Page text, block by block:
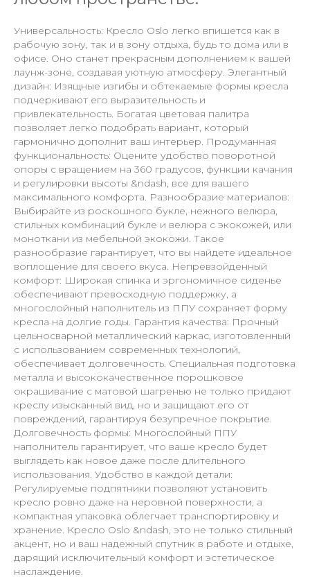
Универсальность: Кресло Oslo легко впишется как в
рабочую зону, так и в зону отдыха, будь то дома или в
офисе. Оно станет прекрасным дополнением к вашей
лаунж-зоне, создавая уютную атмосферу. Элегантный
дизайн: Изящные изгибы и обтекаемые формы кресла
подчеркивают его выразительность и
привлекательность. Богатая цветовая палитра
позволяет легко подобрать вариант, который
гармонично дополнит ваш интерьер. Продуманная
функциональность: Оцените удобство поворотной
опоры с вращением на 360 градусов, функции качания
и регулировки высоты &ndash, все для вашего
максимального комфорта. Разнообразие материалов:
Выбирайте из роскошного букле, нежного велюра,
стильных комбинаций букле и велюра с экокожей, или
моноткани из мебельной экокожи. Такое
разнообразие гарантирует, что вы найдете идеальное
воплощение для своего вкуса. Непревзойденный
комфорт: Широкая спинка и эргономичное сиденье
обеспечивают превосходную поддержку, а
многослойный наполнитель из ППУ сохраняет форму
кресла на долгие годы. Гарантия качества: Прочный
цельносварной металлический каркас, изготовленный
с использованием современных технологий,
обеспечивает долговечность. Специальная подготовка
металла и высококачественное порошковое
окрашивание с матовой шагренью не только придают
креслу изысканный вид, но и защищают его от
повреждений, гарантируя безупречное покрытие.
Долговечность формы: Многослойный ППУ
наполнитель гарантирует, что ваше кресло будет
выглядеть как новое даже после длительного
использования. Удобство в каждой детали:
Регулируемые подпятники позволяют установить
кресло ровно даже на неровной поверхности, а
компактная упаковка облегчает транспортировку и
хранение. Кресло Oslo &ndash, это не только стильный
акцент, но и ваш надежный спутник в работе и отдыхе,
дарящий исключительный комфорт и эстетическое
наслаждение.